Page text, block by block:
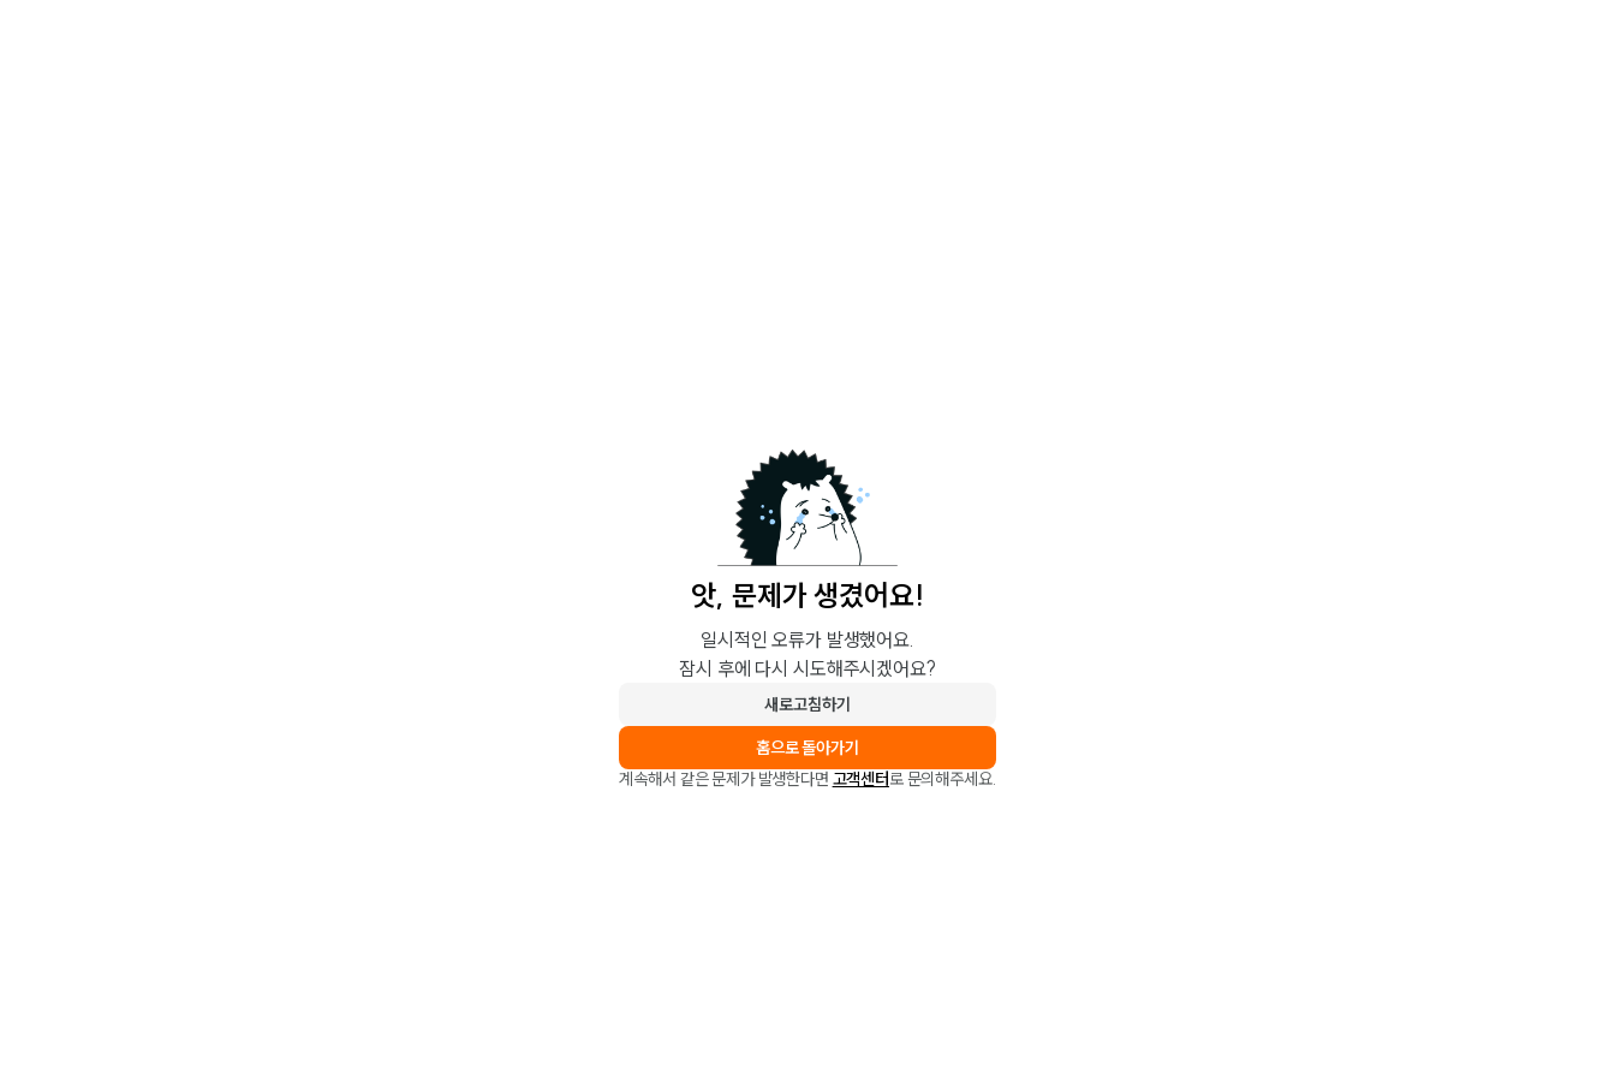
앗, 문제가 생겼어요!
일시적인 오류가 발생했어요.
잠시 후에 다시 시도해주시겠어요?
새로고침하기
홈으로 돌아가기
계속해서 같은 문제가 발생한다면 고객센터로 문의해주세요.